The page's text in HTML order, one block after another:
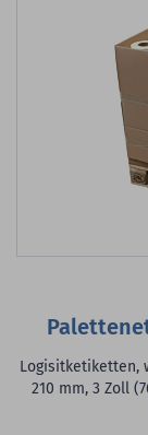
Logisitketiketten,
210 mm, 3 Zoll